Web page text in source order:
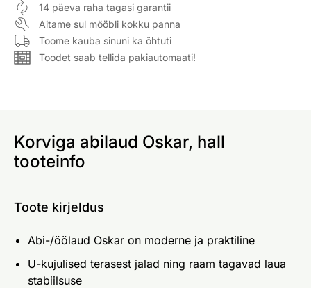
14 päeva raha tagasi garantii
Aitame sul mööbli kokku panna
Toome kauba sinuni ka õhtuti
Toodet saab tellida pakiautomaati!
Korviga abilaud Oskar, hall
tooteinfo
Toote kirjeldus
Abi-/öölaud Oskar on moderne ja praktiline
U-kujulised terasest jalad ning raam tagavad laua
stabiilsuse